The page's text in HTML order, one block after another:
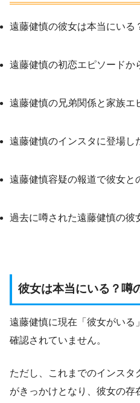
遠藤健慎の彼女は本当にいる
遠藤健慎の初恋エピソードか
遠藤健慎の兄弟関係と家族エ
遠藤健慎のインスタに登場し
遠藤健慎容疑の報道で彼女と
過去に噂された遠藤健慎の彼
彼女は本当にいる？噂
遠藤健慎に現在「彼女がいる
確認されていません。
ただし、これまでのインス
がきっかけとなり、彼女の